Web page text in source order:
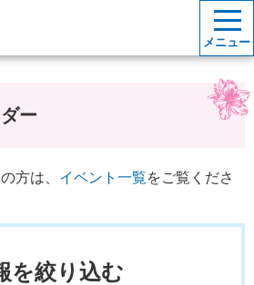
メニュー
ー
方は、 イベント一覧をご覧くださ
を絞り込む